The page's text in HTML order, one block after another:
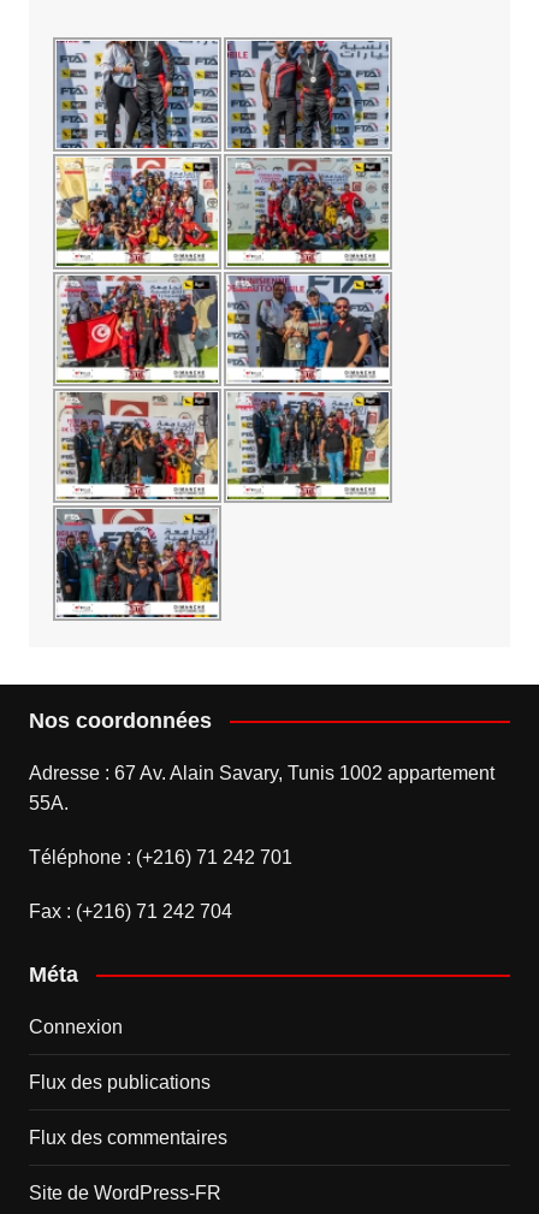
Nos coordonnées
Adresse : 67 Av. Alain Savary, Tunis 1002 appartement
55A.
Téléphone : (+216) 71 242 701
Fax : (+216) 71 242 704
Méta
Connexion
Flux des publications
Flux des commentaires
Site de WordPress-FR